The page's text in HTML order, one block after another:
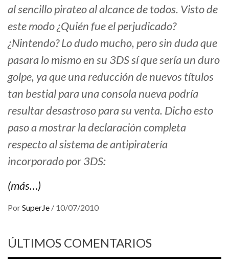
al sencillo pirateo al alcance de todos. Visto de
este modo ¿Quién fue el perjudicado?
¿Nintendo? Lo dudo mucho, pero sin duda que
pasara lo mismo en su 3DS sí que sería un duro
golpe, ya que una reducción de nuevos títulos
tan bestial para una consola nueva podría
resultar desastroso para su venta. Dicho esto
paso a mostrar la declaración completa
respecto al sistema de antipiratería
incorporado por 3DS:
(más…)
PorSuperJe / 10/07/2010
ÚLTIMOS COMENTARIOS